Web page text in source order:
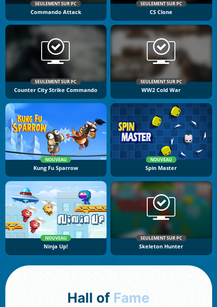
SEULEMENT SUR PC
Commando Attack
SEULEMENT SUR PC
CS Clone
SEULEMENT SUR PC
Counter City Strike Commando
SEULEMENT SUR PC
WW2 Cold War
NOUVEAU
Kung Fu Sparrow
NOUVEAU
Spin Master
NOUVEAU
Ninja Up!
SEULEMENT SUR PC
Skeleton Hunter
Hall of Fame